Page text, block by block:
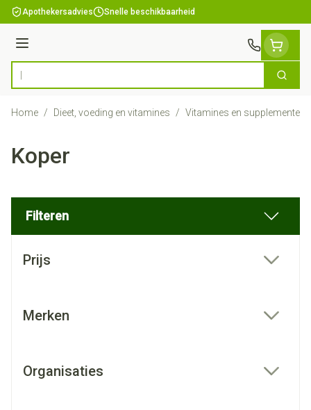
Ga naar de inhoud
Apothekersadvies Snelle beschikbaarheid
Menu
Product, merk, categorie... Zoek
Home / Dieet, voeding en vitamines / Vitamines en supplementen
Koper
Filteren
Prijs
Merken
Organisaties